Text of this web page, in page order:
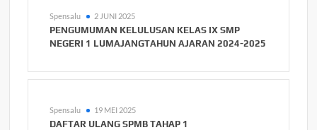
Spensalu 2 JUNI 2025
PENGUMUMAN KELULUSAN KELAS IX SMP
NEGERI 1 LUMAJANGTAHUN AJARAN 2024-2025
Spensalu 19 MEI 2025
DAFTAR ULANG SPMB TAHAP 1